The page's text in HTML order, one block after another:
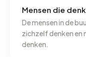
Mensen die
De mensen in de
zichzelf denken en
denken.